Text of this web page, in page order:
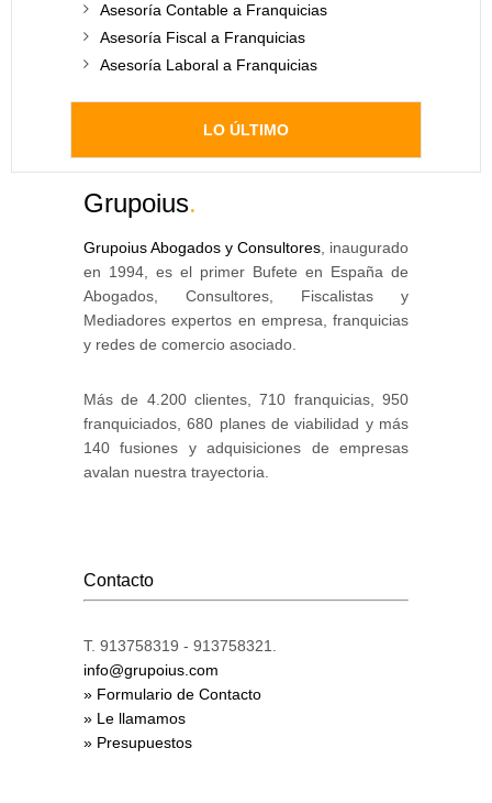
Asesoría Contable a Franquicias
Asesoría Fiscal a Franquicias
Asesoría Laboral a Franquicias
LO ÚLTIMO
Grupoius.
Grupoius Abogados y Consultores , inaugurado
en 1994, es el primer Bufete en España de
Abogados, Consultores, Fiscalistas y
Mediadores expertos en empresa, franquicias
y redes de comercio asociado.
Más de 4.200 clientes, 710 franquicias, 950
franquiciados, 680 planes de viabilidad y más
140 fusiones y adquisiciones de empresas
avalan nuestra trayectoria.
Contacto
T. 913758319 - 913758321.
info@grupoius.com
» Formulario de Contacto
» Le llamamos
» Presupuestos